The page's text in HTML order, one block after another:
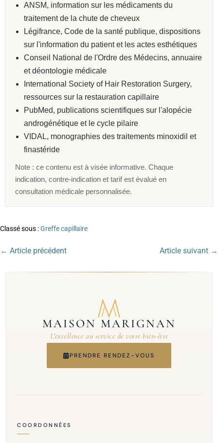
ANSM, information sur les médicaments du
traitement de la chute de cheveux
Légifrance, Code de la santé publique, dispositions
sur l'information du patient et les actes esthétiques
Conseil National de l'Ordre des Médecins, annuaire
et déontologie médicale
International Society of Hair Restoration Surgery,
ressources sur la restauration capillaire
PubMed, publications scientifiques sur l'alopécie
androgénétique et le cycle pilaire
VIDAL, monographies des traitements minoxidil et
finastéride
Note : ce contenu est à visée informative. Chaque
indication, contre-indication et tarif est évalué en
consultation médicale personnalisée.
Classé sous :Greffe capillaire
← Article précédent Article suivant →
MAISON MARIGNAN
L'excellence au service de votre bien-être
PRENDRE RENDEZ-VOUS
COORDONNÉES